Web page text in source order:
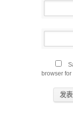
browser